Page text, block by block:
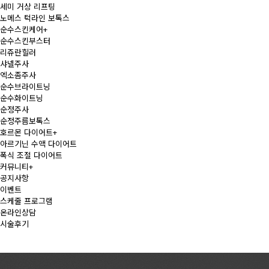
세미 거상 리프팅
노메스 턱라인 보톡스
순수스킨케어+
순수스킨부스터
리쥬란힐러
샤넬주사
엑소좀주사
순수브라이트닝
순수화이트닝
순정주사
순정주름보톡스
호르몬 다이어트+
아르기닌 수액 다이어트
폭식 조절 다이어트
커뮤니티+
공지사항
이벤트
스케줄 프로그램
온라인상담
시술후기